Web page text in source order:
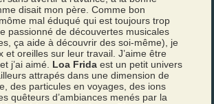
disait mon père. Comme bon
mal éduqué qui est toujours trop
passionné de découvertes musicales
ça aide à découvrir des soi-même), je
et oreilles sur leur travail. J’aime être
j’ai aimé. Loa Frida est un petit univers
attrapés dans une dimension de
des particules en voyages, des ions
quêteurs d’ambiances menés par la